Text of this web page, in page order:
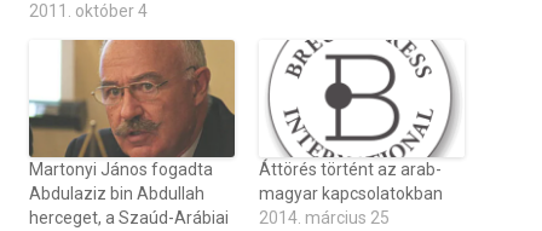
2011. október 4
Martonyi János fogadta
Abdulaziz bin Abdullah
herceget, a Szaúd-Arábiai
Áttörés történt az arab-
magyar kapcsolatokban
2014. március 25